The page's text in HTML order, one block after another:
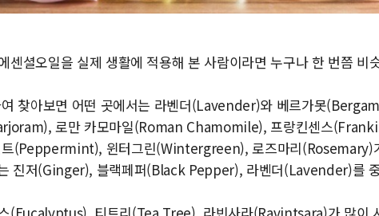
센셜오일을 실제 생활에 적용해 본 사람이라면 누구나 한 번쯤 비
찾아보면 어떤 곳에서는 라벤더(Lavender)와 베르가못
로만 카모마일(Roman Chamomile), 프랑킨센스
트(Peppermint), 윈터그린(Wintergreen), 로즈마리(Rosemary)
진저(Ginger), 블랙페퍼(Black Pepper), 라벤더(Lavender)를